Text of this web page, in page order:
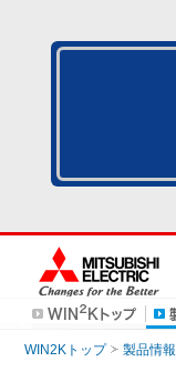
WIN2Kトップ 製品情報